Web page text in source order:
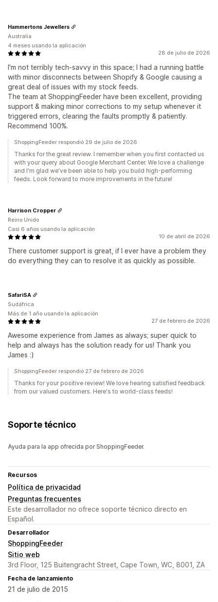
28 de julio de 2026
I'm not terribly tech-savvy in this space; I had a running battle
with minor disconnects between Shopify & Google causing a
great deal of issues with my stock feeds.
The team at ShoppingFeeder have been excellent, providing
support & making minor corrections to my setup whenever it
triggered errors, clearing the faults promptly & patiently.
Recommend 100%.
Hammertons Jewellers
Australia
4 meses usando la aplicación
ShoppingFeeder respondió 29 de julio de 2026
Thanks for the great review. I remember when you first contacted us
with your query about Google Merchant Center. We love a challenge
and I'm glad we've been able to help you build high-performing
feeds. Look forward to more improvements in the future!
10 de abril de 2026
There customer support is great, if I ever have a problem they
do everything they can to resolve it as quickly as possible.
Harrison Cropper
Reino Unido
Casi 6 años usando la aplicación
27 de febrero de 2026
Awesome experience from James as always; super quick to
help and always has the solution ready for us! Thank you
James :)
SafariSA
Sudáfrica
Más de 1 año usando la aplicación
ShoppingFeeder respondió 27 de febrero de 2026
Thanks for your positive review! We love hearing satisfied feedback
from our valued customers. Here's to world-class feeds!
Soporte técnico
Ayuda para la app ofrecida por ShoppingFeeder.
Recursos
Política de privacidad
Preguntas frecuentes
Este desarrollador no ofrece soporte técnico directo en
Español.
Desarrollador
ShoppingFeeder
Sitio web
3rd Floor, 125 Buitengracht Street, Cape Town, WC, 8001, ZA
Fecha de lanzamiento
21 de julio de 2015